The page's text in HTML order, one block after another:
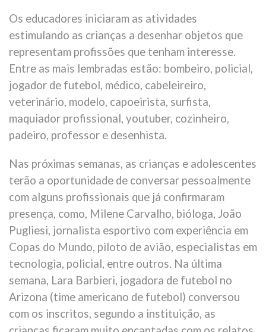
Os educadores iniciaram as atividades
estimulando as crianças a desenhar objetos que
representam profissões que tenham interesse.
Entre as mais lembradas estão: bombeiro, policial,
jogador de futebol, médico, cabeleireiro,
veterinário, modelo, capoeirista, surfista,
maquiador profissional, youtuber, cozinheiro,
padeiro, professor e desenhista.
Nas próximas semanas, as crianças e adolescentes
terão a oportunidade de conversar pessoalmente
com alguns profissionais que já confirmaram
presença, como, Milene Carvalho, bióloga, João
Pugliesi, jornalista esportivo com experiência em
Copas do Mundo, piloto de avião, especialistas em
tecnologia, policial, entre outros. Na última
semana, Lara Barbieri, jogadora de futebol no
Arizona (time americano de futebol) conversou
com os inscritos, segundo a instituição, as